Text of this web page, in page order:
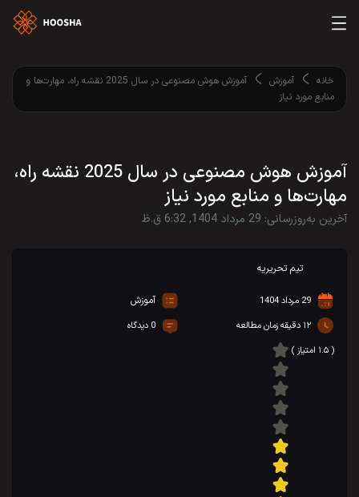
خانه آموزش
آموزش هوش مصنوعی در سال 2025 نقشه راه، مهارت‌ها و
منابع مورد نیاز
آموزش هوش مصنوعی در سال 2025 نقشه راه،
مهارت‌ها و منابع مورد نیاز
آخرین به‌روزرسانی: 29 مرداد 1404, 6:32 ق.ظ
تیم تحریریه
29 مرداد 1404 آموزش
۱۲ دقیقه زمان مطالعه
0 دیدگاه
( ۱.۵ امتیاز )